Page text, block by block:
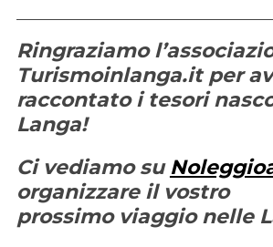
Ringraziamo
Turismoinlanga.it per
raccontato i tesori
Langa!
Ci vediamo su
organizzare il vostro
prossimo viaggio nelle
a
: